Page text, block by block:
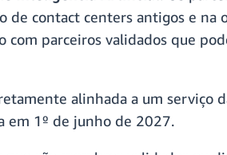
de contact centers antigos e
com parceiros validados que
alinhada a um serviço
em 1º de junho de 2027.